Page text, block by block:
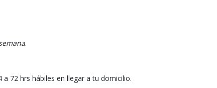
.
72 hrs hábiles en llegar a tu domicilio.